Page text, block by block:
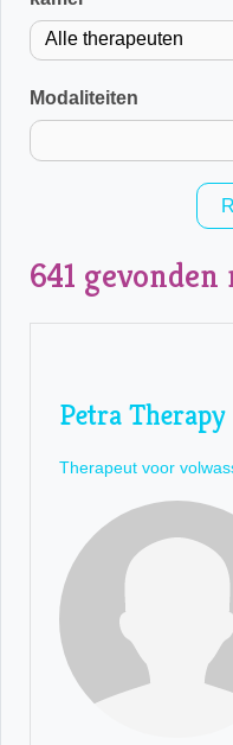
Modaliteiten
641
Petra
Therapeut voor